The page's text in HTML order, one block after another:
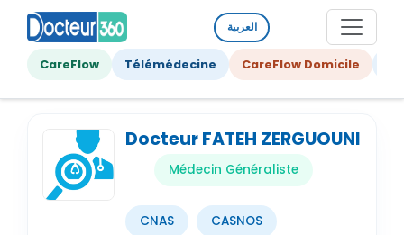
العربية
CareFlow Télémédecine CareFlow Domicile
Docteur FATEH ZERGUOUNI
Médecin Généraliste
CNAS CASNOS